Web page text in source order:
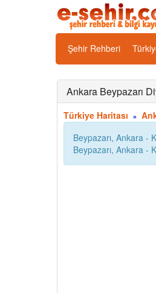
Şehir Rehberi
Ankara Beypazarı
Türkiye Haritası »
Beypazarı, Ankara -
Beypazarı, Ankara -